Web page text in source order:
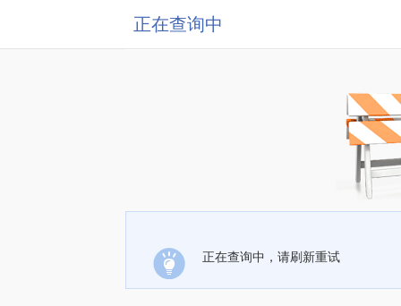
正在查询中
正在查询中，请刷新重试